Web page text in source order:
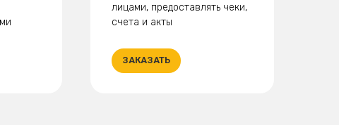
лицами, предоставлять чеки,
счета и акты
ЗАКАЗАТЬ